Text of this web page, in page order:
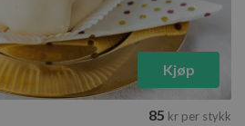
Kjøp
85 kr per stykk